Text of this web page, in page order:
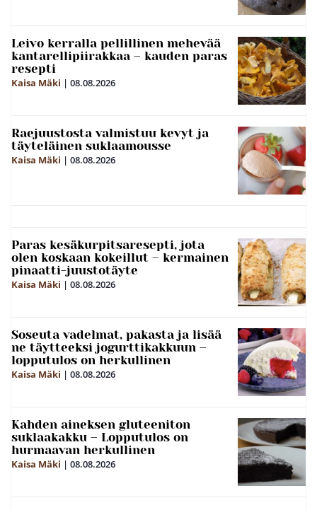
Leivo kerralla pellillinen mehevää
kantarellipiirakkaa – kauden paras
resepti
Kaisa Mäki | 08.08.2026
Raejuustosta valmistuu kevyt ja
täyteläinen suklaamousse
Kaisa Mäki | 08.08.2026
Paras kesäkurpitsaresepti, jota
olen koskaan kokeillut – kermainen
pinaatti-juustotäyte
Kaisa Mäki | 08.08.2026
Soseuta vadelmat, pakasta ja lisää
ne täytteeksi jogurttikakkuun –
lopputulos on herkullinen
Kaisa Mäki | 08.08.2026
Kahden aineksen gluteeniton
suklaakakku – Lopputulos on
hurmaavan herkullinen
Kaisa Mäki | 08.08.2026